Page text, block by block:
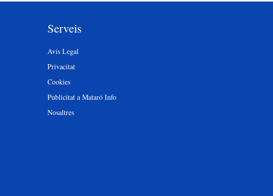
Serveis
Avís Legal
Privacitat
Cookies
Publicitat a Mataró Info
Nosaltres